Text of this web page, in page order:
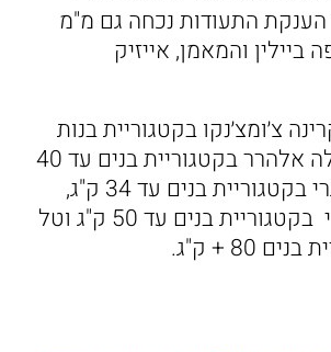
הענקת התעודות נכחה גם מ"מ
ביילין והמאמן, אייזיק
צ׳ומצ׳נקו בקטגוריית בנות
עד 38 ק"ג, שילה אלהרר בקטגוריית בנים עד 40
ק"ג, ליאב אשגרי בקטגוריית בנים עד 34 ק"ג,
יהונתן ברודסקי בקטגוריית בנים עד 50 ק"ג וטל
80 + ק"ג.